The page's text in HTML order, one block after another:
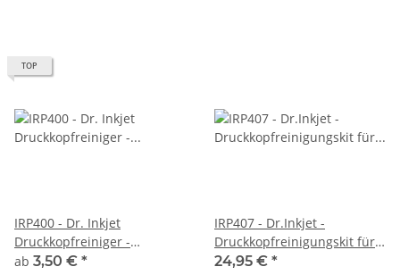
TOP
IRP400 - Dr. Inkjet
Druckkopfreiniger -
Düsenreiniger für
ab 3,50 € *
IRP407 - Dr.Inkjet -
Druckkopfreinigungskit für
Epson Großformatdrucker
24,95 € *